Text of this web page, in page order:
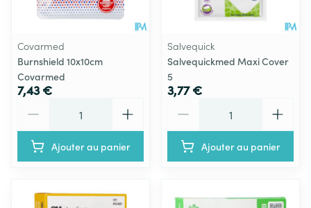
Covarmed
Burnshield 10x10cm
Covarmed
7,43 €
Ajouter au panier
Salvequick
Salvequickmed Maxi Cover
5
3,77 €
Ajouter au panier